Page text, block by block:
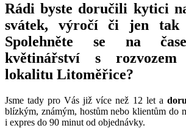
Rádi byste doručili kytici
svátek, výročí či jen tak
Spolehněte se na
květinářství s
lokalitu Litoměřice?
Jsme tady pro Vás již více než 12 let a
blízkým, známým, hostům nebo klientům do
i expres do 90 minut od objednávky.